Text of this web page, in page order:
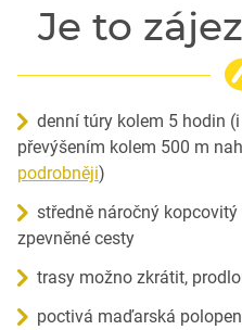
Je to
denní túry kolem 5 hodin
převýšením kolem 500 m
podrobněji)
středně náročný
zpevněné cesty
trasy možno zkrátit,
poctivá maďarská